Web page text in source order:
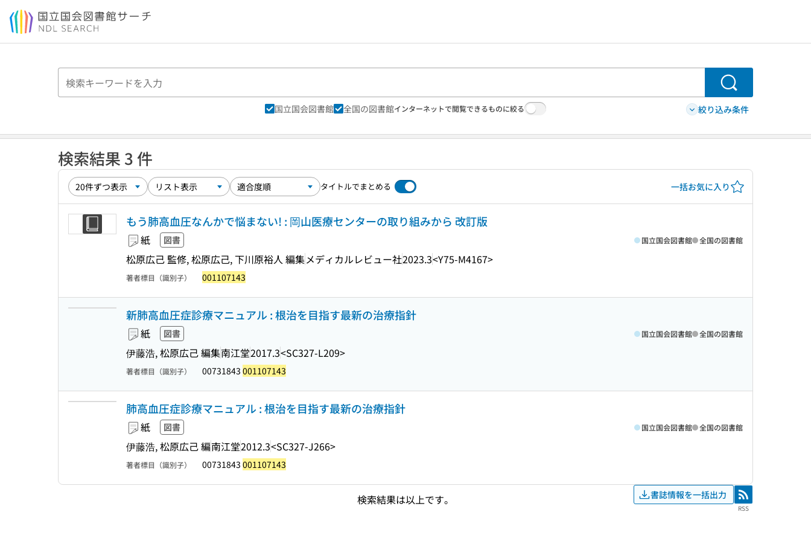
本文へ移動
検索
国立国会図書館 全国の図書館インターネットで閲覧できるものに絞る 絞り込み条件
検索結果 3 件
タイトルでまとめる 一括お気に入り
もう肺高血圧なんかで悩まない! : 岡山医療センターの取り組みから 改訂版
紙 図書
松原広己 監修, 松原広己, 下川原裕人 編集メディカルレビュー社2023.3<Y75-M4167>
国立国会図書館 全国の図書館
著者標目（識別子） 001107143
新肺高血圧症診療マニュアル : 根治を目指す最新の治療指針
紙 図書
伊藤浩, 松原広己 編集南江堂2017.3<SC327-L209>
国立国会図書館 全国の図書館
著者標目（識別子） 00731843 001107143
肺高血圧症診療マニュアル : 根治を目指す最新の治療指針
紙 図書
伊藤浩, 松原広己 編南江堂2012.3<SC327-J266>
国立国会図書館 全国の図書館
著者標目（識別子） 00731843 001107143
検索結果は以上です。 書誌情報を一括出力 RSS
RSS